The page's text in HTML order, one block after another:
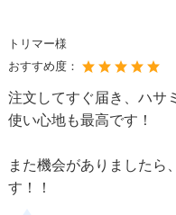
トリマー様
おすすめ度：
注文してすぐ届き、ハサ
使い心地も最高です！
また機会がありましたら
す！！